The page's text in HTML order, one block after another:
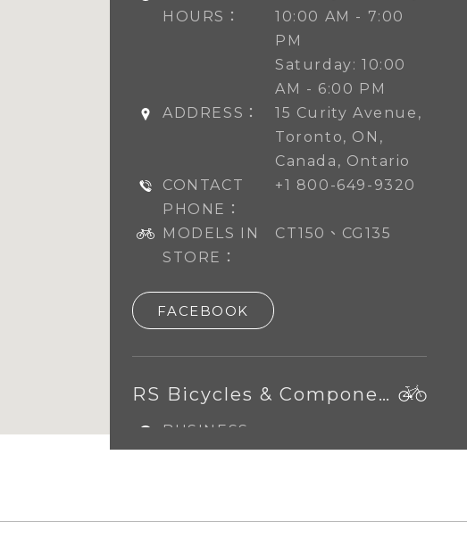
HOURS：
10:00 AM - 7:00
PM
Saturday: 10:00
AM - 6:00 PM
ADDRESS：
15 Curity Avenue,
Toronto, ON,
Canada, Ontario
CONTACT
PHONE：
+1 800-649-9320
MODELS IN
STORE：
CT150、CG135
FACEBOOK
RS Bicycles & Components B.V.,
BUSINESS
HOURS：
Zaltbommel